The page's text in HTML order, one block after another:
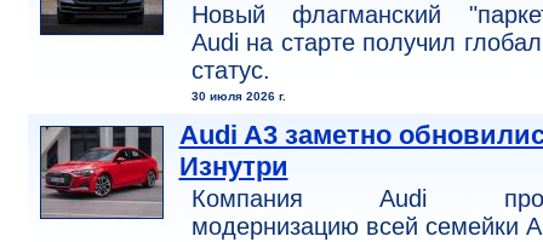
Новый флагманский
Audi на старте получил
статус.
30 июля 2026 г.
Audi A3 заметно
Изнутри
Компания Audi
модернизацию всей семейки